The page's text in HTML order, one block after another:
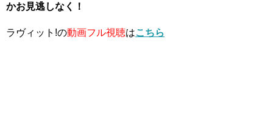
かお見逃しなく！
ラヴィット!の動画フル視聴はこちら